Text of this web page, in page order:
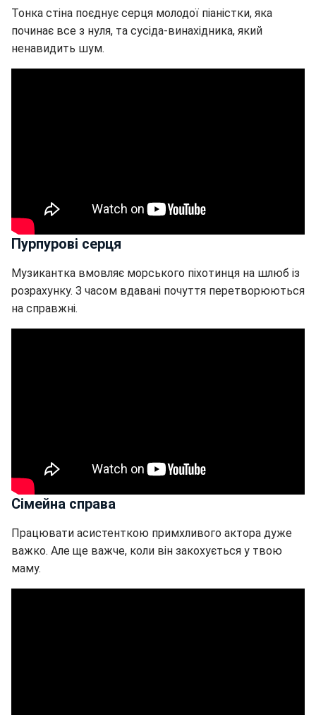
Тонка стіна поєднує серця молодої піаністки, яка
починає все з нуля, та сусіда-винахідника, який
ненавидить шум.
Пурпурові серця
Музикантка вмовляє морського піхотинця на шлюб із
розрахунку. З часом вдавані почуття перетворюються
на справжні.
Сімейна справа
Працювати асистенткою примхливого актора дуже
важко. Але ще важче, коли він закохується у твою
маму.